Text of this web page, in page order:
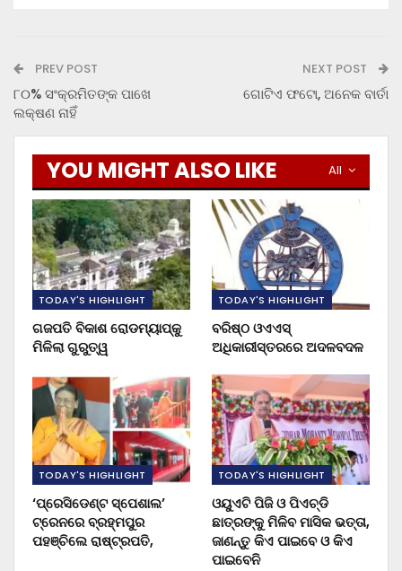
PREV POST
୮୦% ସଂକ୍ରମିତଙ୍କ ପାଖେ
ଲକ୍ଷଣ ନାହିଁ
NEXT POST
ଗୋଟିଏ ଫଟୋ, ଅନେକ ବାର୍ତା
All
YOU MIGHT ALSO LIKE
TODAY'S HIGHLIGHT
ଗଜପତି ବିକାଶ ରୋଡମ୍ୟାପ୍‌କୁ
ମିଳିଲା ଗୁରୁତ୍ୱ
TODAY'S HIGHLIGHT
ବରିଷ୍ଠ ଓଏଏସ୍‌
ଅଧିକାରୀସ୍ତରରେ ଅଦଳବଦଳ
TODAY'S HIGHLIGHT
‘ପ୍ରେସିଡେଣ୍ଟ ସ୍ପେଶାଲ’
ଟ୍ରେନରେ ବ୍ରହ୍ମପୁର
ପହଞ୍ଚିଲେ ରାଷ୍ଟ୍ରପତି,
TODAY'S HIGHLIGHT
ଓୟୁଏଟି ପିଜି ଓ ପିଏଚ୍‌ଡି
ଛାତ୍ରଙ୍କୁ ମିଳିବ ମାସିକ ଭତ୍ତା,
ଜାଣନ୍ତୁ କିଏ ପାଇବେ ଓ କିଏ
ପାଇବେନି